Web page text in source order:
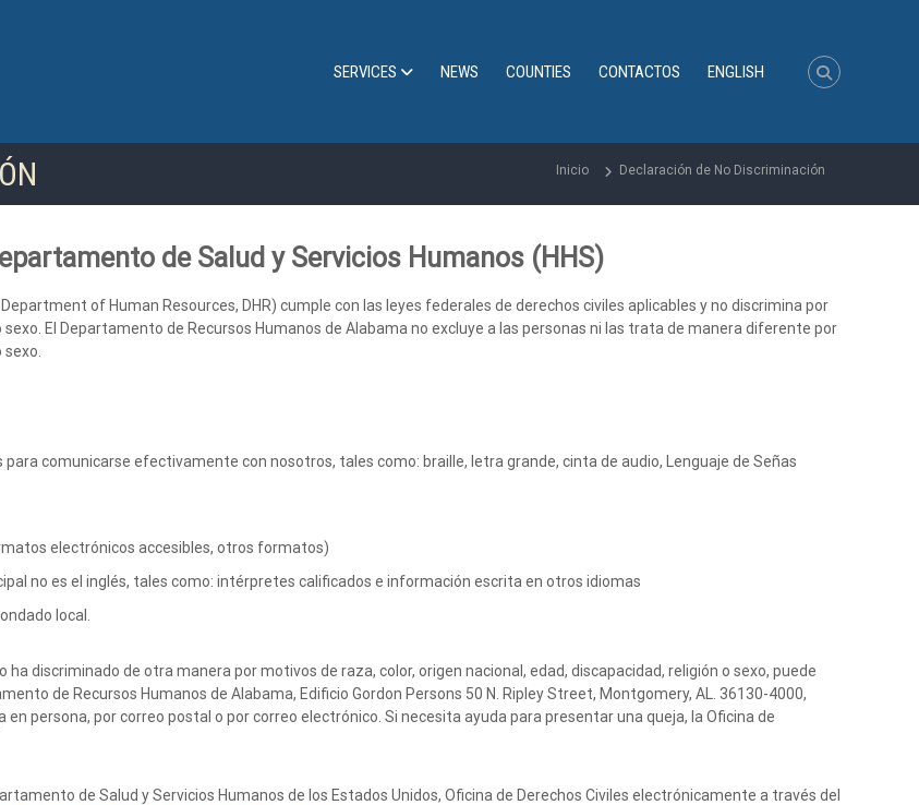
SERVICES NEWS COUNTIES CONTACTOS ENGLISH
Inicio Declaración de No Discriminación
de Salud y Servicios Humanos (HHS)
of Human Resources, DHR) cumple con las leyes federales de derechos civiles aplicables y no discrimina por
El Departamento de Recursos Humanos de Alabama no excluye a las personas ni las trata de manera diferente por
comunicarse efectivamente con nosotros, tales como: braille, letra grande, cinta de audio, Lenguaje de Señas
electrónicos accesibles, otros formatos)
no es el inglés, tales como: intérpretes calificados e información escrita en otros idiomas
local.
discriminado de otra manera por motivos de raza, color, origen nacional, edad, discapacidad, religión o sexo, puede
de Recursos Humanos de Alabama, Edificio Gordon Persons 50 N. Ripley Street, Montgomery, AL. 36130-4000,
en persona, por correo postal o por correo electrónico. Si necesita ayuda para presentar una queja, la Oficina de
de Salud y Servicios Humanos de los Estados Unidos, Oficina de Derechos Civiles electrónicamente a través del